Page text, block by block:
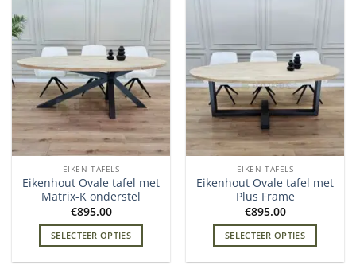
EIKEN TAFELS
Eikenhout Ovale tafel met
Matrix-K onderstel
€895.00
SELECTEER OPTIES
EIKEN TAFELS
Eikenhout Ovale tafel met
Plus Frame
€895.00
SELECTEER OPTIES